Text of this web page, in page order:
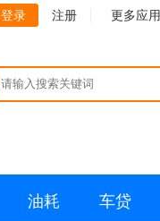
登录 注册 更多应用
油耗 车贷